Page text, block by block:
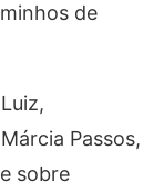
de
Passos,
sobre